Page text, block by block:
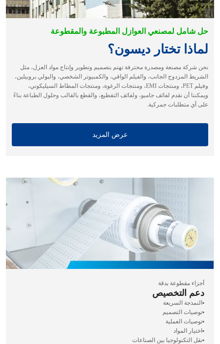
حل شامل لمصنعي العوازل المطبوعة والمقطوعة
لماذا تختار ديسون؟
نحن شركة مصنعة ومصدرة محترفة تهتم بتصميم وتطوير وإنتاج مواد العزل، مثل
الشريط المزدوج الجانب، والفيلم الواقي، والكمبيوتر الشخصي، والبولي بروبيلين،
وفيلم PET، ومنتجات EMI، ومنتجات الرغوة، ومنتجات المطاط السيليكوني،
ويمكننا أن نقدم لفائف جامبو، ولفائف التقطيع، والقطع بالقالب وحلول الطباعة بناءً
على أي متطلبات جمركية.
عرض المزيد
أجزاء مقطوعة بدقة
دعم التخصيص
▪️النمذجة السريعة
▪️توصيات التصميم
▪️توصيات العملية
▪️اختيار المواد
▪️نقل التكنولوجيا بين الصناعات